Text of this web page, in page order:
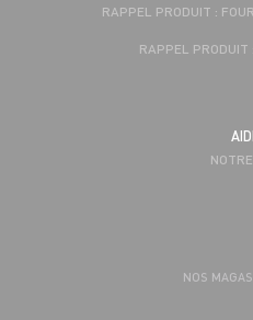
RAPPEL PRODUIT :
RAPPEL PRODUIT
NOS